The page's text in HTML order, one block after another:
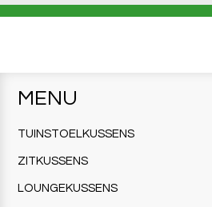
MENU
TUINSTOELKUSSENS
ZITKUSSENS
LOUNGEKUSSENS